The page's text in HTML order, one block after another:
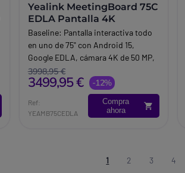
Yealink MeetingBoard 75C
EDLA Pantalla 4K
Baseline: Pantalla interactiva todo
en uno de 75" con Android 15,
Google EDLA, cámara 4K de 50 MP,
8 micrófonos, pizarra colaborativa y
BYOM.
3998,95 €
3499,95 € -12%
Ref:
YEAMB75CEDLA
Compra
ahora
1 2 3 4